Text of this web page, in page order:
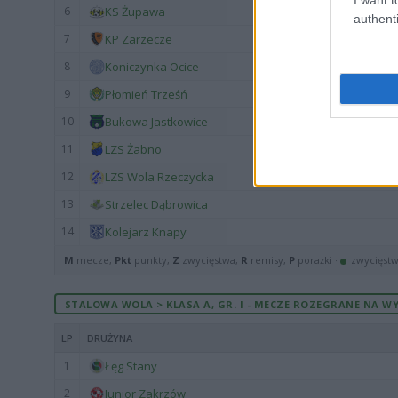
6 KS Żupawa
7 KP Zarzecze
8 Koniczynka Ocice
9 Płomień Trześń
10 Bukowa Jastkowice
11 LZS Żabno
12 LZS Wola Rzeczycka
13 Strzelec Dąbrowica
14 Kolejarz Knapy
M mecze, Pkt punkty, Z zwycięstwa, R remisy, P porażki ·
STALOWA WOLA > KLASA A, GR. I - MECZE ROZEGRANE NA
LP DRUŻYNA
1 Łęg Stany
2 Junior Zakrzów